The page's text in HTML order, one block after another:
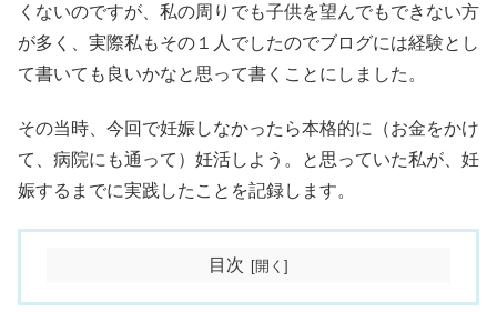
くないのですが、私の周りでも子供を望んでもできない方
が多く、実際私もその１人でしたのでブログには経験とし
て書いても良いかなと思って書くことにしました。
その当時、今回で妊娠しなかったら本格的に（お金をかけ
て、病院にも通って）妊活しよう。と思っていた私が、妊
娠するまでに実践したことを記録します。
目次